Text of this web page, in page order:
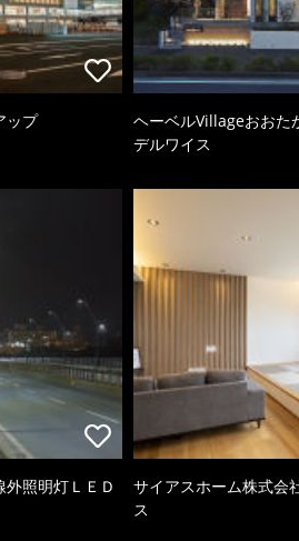
ップ
ヘーベルVillageおおた
デルワイス
照明灯ＬＥＤ
サイアスホーム株式
ス